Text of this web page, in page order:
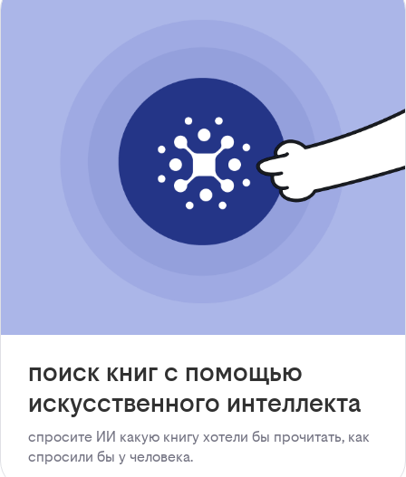
поиск книг с помощью
искусственного интеллекта
спросите ИИ какую книгу хотели бы прочитать, как
спросили бы у человека.